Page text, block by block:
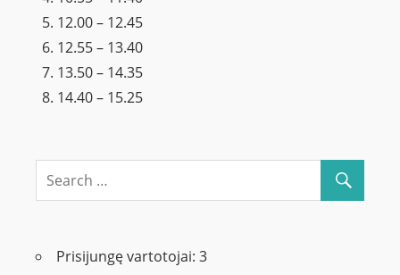
12.00 – 12.45
12.55 – 13.40
13.50 – 14.35
14.40 – 15.25
Prisijungę vartotojai: 3